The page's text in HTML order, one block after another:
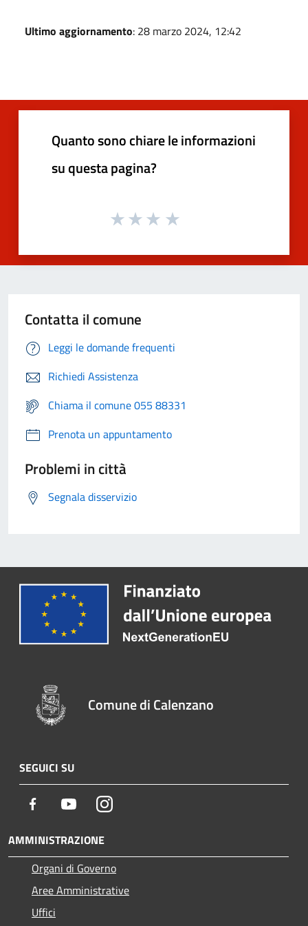
Ultimo aggiornamento: 28 marzo 2024, 12:42
Quanto sono chiare le informazioni
su questa pagina?
Contatta il comune
Leggi le domande frequenti
Richiedi Assistenza
Chiama il comune 055 88331
Prenota un appuntamento
Problemi in città
Segnala disservizio
Comune di Calenzano
SEGUICI SU
Facebook YoutubeInstagram
AMMINISTRAZIONE
Organi di Governo
Aree Amministrative
Uffici